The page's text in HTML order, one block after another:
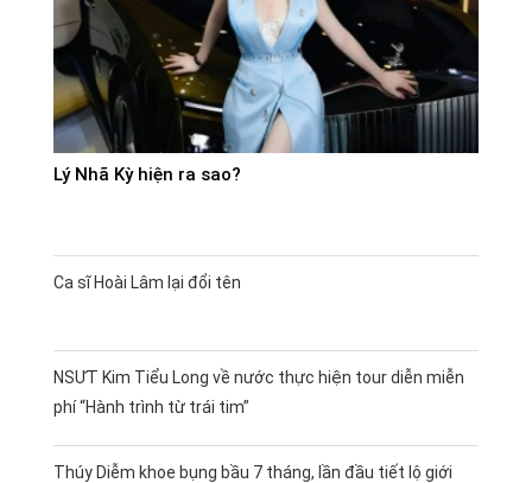
Lý Nhã Kỳ hiện ra sao?
Ca sĩ Hoài Lâm lại đổi tên
NSƯT Kim Tiểu Long về nước thực hiện tour diễn miễn
phí “Hành trình từ trái tim”
Thúy Diễm khoe bụng bầu 7 tháng, lần đầu tiết lộ giới